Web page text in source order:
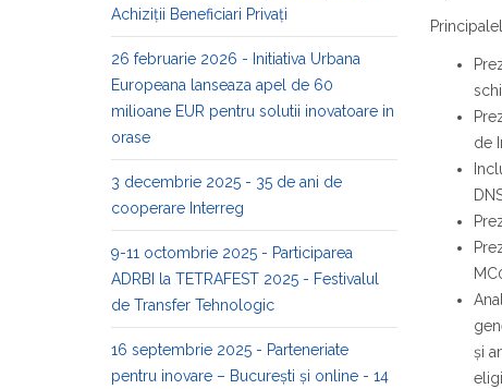
de
și
Achiziții Beneficiari Privați
26 februarie 2026 - Initiativa Urbana
Europeana lanseaza apel de 60
milioane EUR pentru solutii inovatoare in
orase
3 decembrie 2025 - 35 de ani de
cooperare Interreg
9-11 octombrie 2025 - Participarea
ADRBI la TETRAFEST 2025 - Festivalul
de Transfer Tehnologic
16 septembrie 2025 - Parteneriate
pentru inovare – București și online - 14